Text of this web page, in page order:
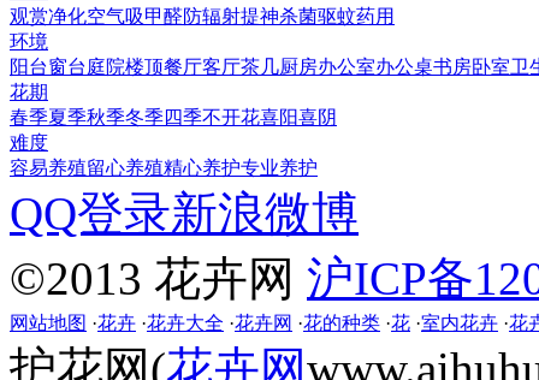
观赏净化空气吸甲醛防辐射提神杀菌驱蚊药用
环境
阳台窗台庭院楼顶餐厅客厅茶几厨房办公室办公桌书房卧室卫
花期
春季夏季秋季冬季四季不开花喜阳喜阴
难度
容易养殖留心养殖精心养护专业养护
QQ登录新浪微博
©2013 花卉网 沪ICP备
网站地图 ·花卉 ·花卉大全 ·花卉网 ·花的种类 ·花 ·室内花卉 ·花
护花网(花卉网